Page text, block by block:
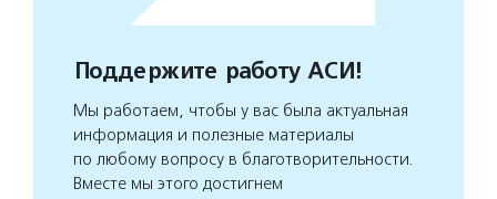
Поддержите работу АСИ!
Мы работаем, чтобы у вас была актуальная
информация и полезные материалы
по любому вопросу в благотворительности.
Вместе мы этого достигнем